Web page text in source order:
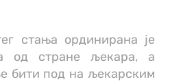
стања ординирана је
од стране љекара, а
бити под на љекарским